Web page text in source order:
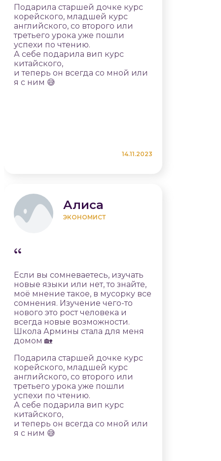
Подарила старшей дочке курс
корейского, младшей курс
английского, со второго или
третьего урока уже пошли
успехи по чтению.
А себе подарила вип курс
китайского,
и теперь он всегда со мной или
я с ним 😅
14.11.2023
Алиса
ЭКОНОМИСТ
Если вы сомневаетесь, изучать
новые языки или нет, то знайте,
моё мнение такое, в мусорку все
сомнения. Изучение чего-то
нового это рост человека и
всегда новые возможности.
Школа Армины стала для меня
домом 🏡
Подарила старшей дочке курс
корейского, младшей курс
английского, со второго или
третьего урока уже пошли
успехи по чтению.
А себе подарила вип курс
китайского,
и теперь он всегда со мной или
я с ним 😅